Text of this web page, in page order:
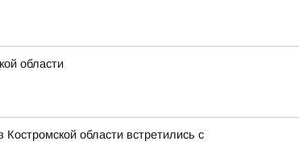
области
области встретились с